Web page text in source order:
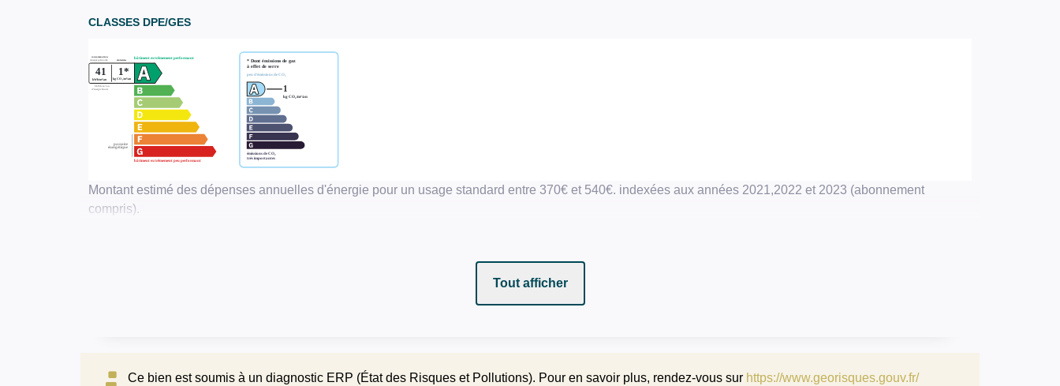
CLASSES DPE/GES
Montant estimé des dépenses annuelles d'énergie pour un usage standard entre 370€ et 540€. indexées aux années 2021,2022 et 2023 (abonnement
compris).
Tout afficher
Ce bien est soumis à un diagnostic ERP (État des Risques et Pollutions). Pour en savoir plus, rendez-vous sur https://www.georisques.gouv.fr/